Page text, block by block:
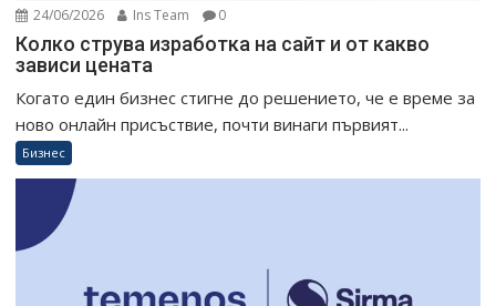
24/06/2026 Ins Team 0
Колко струва изработка на сайт и от какво
зависи цената
Когато един бизнес стигне до решението, че е време за
ново онлайн присъствие, почти винаги първият...
Бизнес